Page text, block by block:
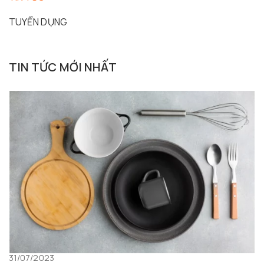
TUYỂN DỤNG
TIN TỨC MỚI NHẤT
31/07/2023